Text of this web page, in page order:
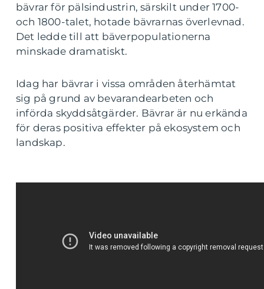
bävrar för pälsindustrin, särskilt under 1700-
och 1800-talet, hotade bävrarnas överlevnad.
Det ledde till att bäverpopulationerna
minskade dramatiskt.
Idag har bävrar i vissa områden återhämtat
sig på grund av bevarandearbeten och
införda skyddsåtgärder. Bävrar är nu erkända
för deras positiva effekter på ekosystem och
landskap.